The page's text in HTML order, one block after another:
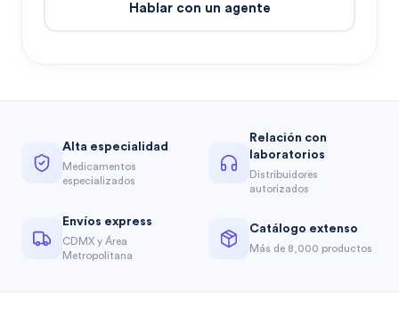
Hablar con un agente
Alta especialidad
Medicamentos
especializados
Relación con
laboratorios
Distribuidores
autorizados
Envíos express
CDMX y Área
Metropolitana
Catálogo extenso
Más de 8,000 productos